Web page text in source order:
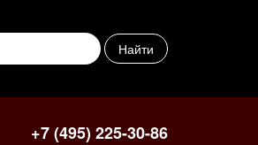
Найти
+7 (495) 225-30-86